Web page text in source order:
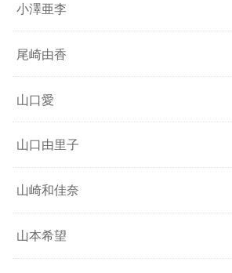
小澤亜李
尾崎由香
山口愛
山口由里子
山崎和佳奈
山本希望